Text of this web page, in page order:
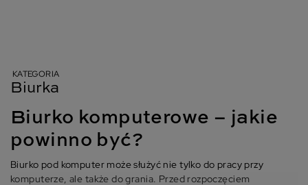
KATEGORIA
Biurka
Biurko komputerowe – jakie
powinno być?
Biurko pod komputer może służyć nie tylko do pracy przy
komputerze, ale także do grania. Przed rozpoczęciem